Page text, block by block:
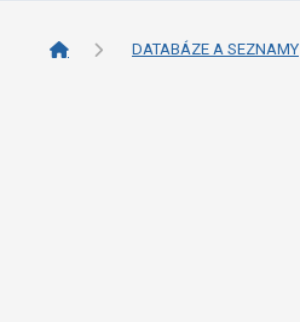
DATABÁZE A SEZNAMY